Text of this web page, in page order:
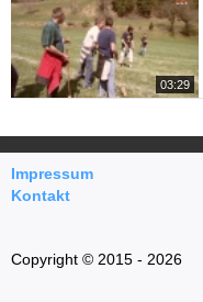
03:29
Impressum
Kontakt
Copyright © 2015 - 2026